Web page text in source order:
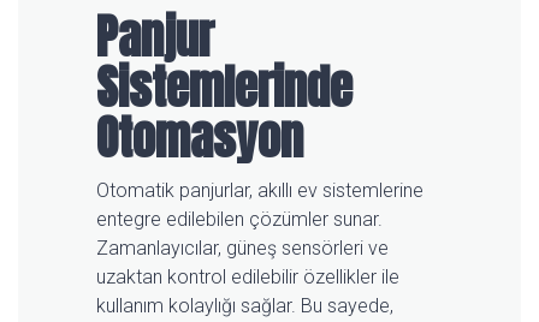
Panjur
Sistemlerinde
Otomasyon
Otomatik panjurlar, akıllı ev sistemlerine
entegre edilebilen çözümler sunar.
Zamanlayıcılar, güneş sensörleri ve
uzaktan kontrol edilebilir özellikler ile
kullanım kolaylığı sağlar. Bu sayede,